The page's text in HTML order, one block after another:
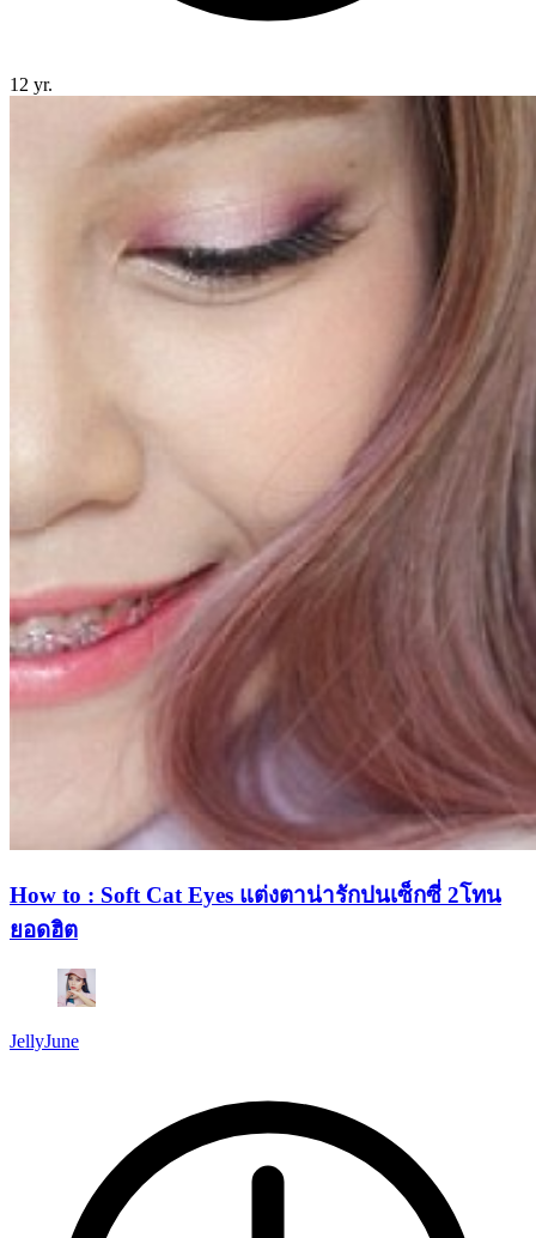
12 yr.
How to : Soft Cat Eyes แต่งตาน่ารักปนเซ็กซี่ 2โทน
ยอดฮิต
JellyJune